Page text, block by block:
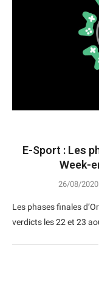
E-Sport : Les
Week-
26/08/2020
Les phases finales
verdicts les 22 et 23